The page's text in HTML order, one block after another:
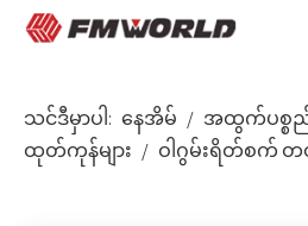
သင်ဒီမှာပါ: နေအိမ် / အထွက်ပစ္စည်
ထုတ်ကုန်များ / ဝါဂွမ်းရိတ်စက်